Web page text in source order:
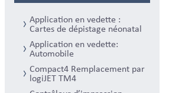
Application en vedette :
Cartes de dépistage néonatal
Application en vedette:
Automobile
Compact4 Remplacement par
logiJET TM4